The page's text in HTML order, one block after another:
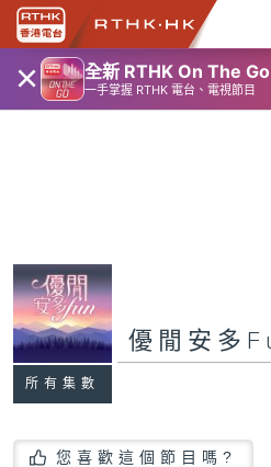
× 全新 RTHK On The Go
一手掌握 RTHK 電台、電視節目
所有集數
優閒安多
您喜歡這個節目嗎?